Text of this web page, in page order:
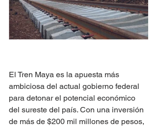
El Tren Maya es la apuesta más
ambiciosa del actual gobierno federal
para detonar el potencial económico
del sureste del país. Con una inversión
de más de $200 mil millones de pesos,